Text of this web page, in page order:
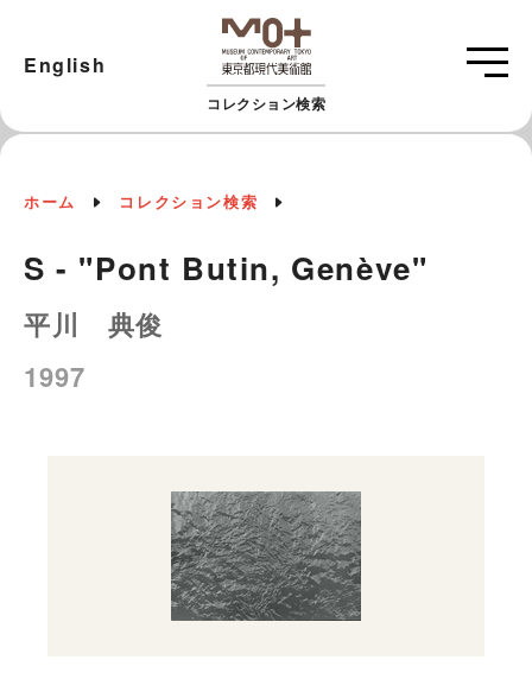
コレクション検索
English
ホーム コレクション検索
S - "Pont Butin, Genève"
平川 典俊
1997